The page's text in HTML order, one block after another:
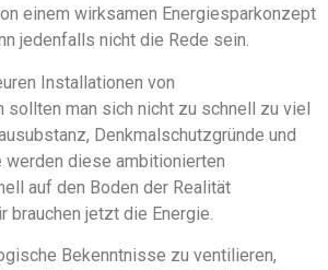
einem wirksamen Energiesparkonzept
jedenfalls nicht die Rede sein.
Installationen von
sollten man sich nicht zu schnell zu viel
Denkmalschutzgründe und
werden diese ambitionierten
auf den Boden der Realität
brauchen jetzt die Energie.
Bekenntnisse zu ventilieren,